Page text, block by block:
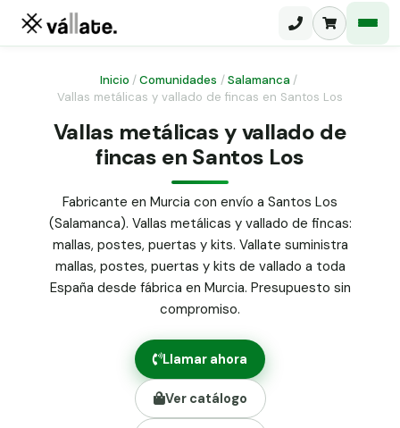
Malla ganadera
Malla simple torsión
Malla triple torsión
Panel malla H.
Puerta abatible dos hojas
Puerta acceso peatonal
Poste malla Hércules
Poste malla simple torsión
Alambre de espino galvanizado
Abrazadera PVC malla H.
Grapa malla H.
Inicio /Comunidades / Salamanca /
Vallas metálicas y vallado de fincas en Santos Los
Vallas metálicas y vallado de
fincas en Santos Los
Fabricante en Murcia con envío a Santos Los
(Salamanca). Vallas metálicas y vallado de fincas:
mallas, postes, puertas y kits. Vallate suministra
mallas, postes, puertas y kits de vallado a toda
España desde fábrica en Murcia. Presupuesto sin
compromiso.
Llamar ahora
Ver catálogo